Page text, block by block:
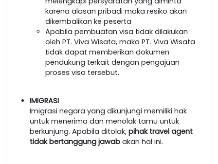
karena alasan pribadi maka resiko akan
dikembalikan ke peserta
Apabila pembuatan visa tidak dilakukan
oleh PT. Viva Wisata, maka PT. Viva Wisata
tidak dapat memberikan dokumen
pendukung terkait dengan pengajuan
proses visa tersebut.
IMIGRASI
Imigrasi negara yang dikunjungi memiliki hak
untuk menerima dan menolak tamu untuk
berkunjung. Apabila ditolak, pihak travel agent
tidak bertanggung jawab akan hal ini.